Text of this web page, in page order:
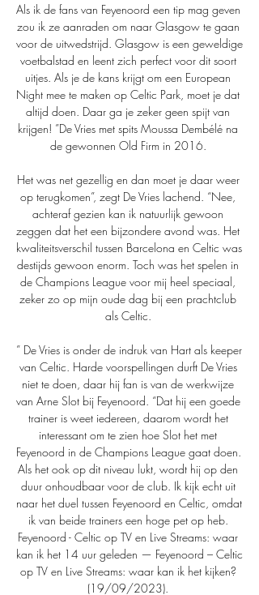
Als ik de fans van Feyenoord een tip mag geven
zou ik ze aanraden om naar Glasgow te gaan
voor de uitwedstrijd. Glasgow is een geweldige
voetbalstad en leent zich perfect voor dit soort
uitjes. Als je de kans krijgt om een European
Night mee te maken op Celtic Park, moet je dat
altijd doen. Daar ga je zeker geen spijt van
krijgen! ”De Vries met spits Moussa Dembélé na
de gewonnen Old Firm in 2016.
Het was net gezellig en dan moet je daar weer
op terugkomen”, zegt De Vries lachend. “Nee,
achteraf gezien kan ik natuurlijk gewoon
zeggen dat het een bijzondere avond was. Het
kwaliteitsverschil tussen Barcelona en Celtic was
destijds gewoon enorm. Toch was het spelen in
de Champions League voor mij heel speciaal,
zeker zo op mijn oude dag bij een prachtclub
als Celtic.
” De Vries is onder de indruk van Hart als keeper
van Celtic. Harde voorspellingen durft De Vries
niet te doen, daar hij fan is van de werkwijze
van Arne Slot bij Feyenoord. “Dat hij een goede
trainer is weet iedereen, daarom wordt het
interessant om te zien hoe Slot het met
Feyenoord in de Champions League gaat doen.
Als het ook op dit niveau lukt, wordt hij op den
duur onhoudbaar voor de club. Ik kijk echt uit
naar het duel tussen Feyenoord en Celtic, omdat
ik van beide trainers een hoge pet op heb.
Feyenoord - Celtic op TV en Live Streams: waar
kan ik het 14 uur geleden — Feyenoord – Celtic
op TV en Live Streams: waar kan ik het kijken?
(19/09/2023).